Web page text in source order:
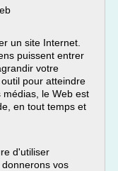
un site Internet.
puissent entrer
votre
pour atteindre
le Web est
en tout temps et
d'utiliser
vos